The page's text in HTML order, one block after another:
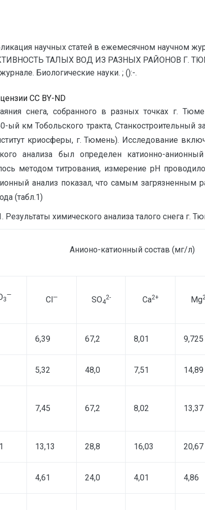
научных статей в ежемесячном научном
ТАЛЫХ ВОД ИЗ РАЗНЫХ РАЙОНОВ Г.
Биологические науки. ; ():-.
CC BY-ND
снега, собранного в разных точках г.
ый км Тобольского тракта, Станкостроительный
криосферы, г. Тюмень). Исследование
анализа был определен катионно-
методом титрования, измерение рН
анализ показал, что самым загрязненным
(табл.1)
Результаты химического анализа талого снега г.
Анионо-катионный состав (мг/л)
3
— Cl— SO4
2- Ca2+ Mg
6,39 67,2 8,01 9,725
5,32 48,0 7,51 14,89
7,45 67,2 8,02 13,37
13,13 28,8 16,03 20,67
4,61 24,0 4,01 4,86